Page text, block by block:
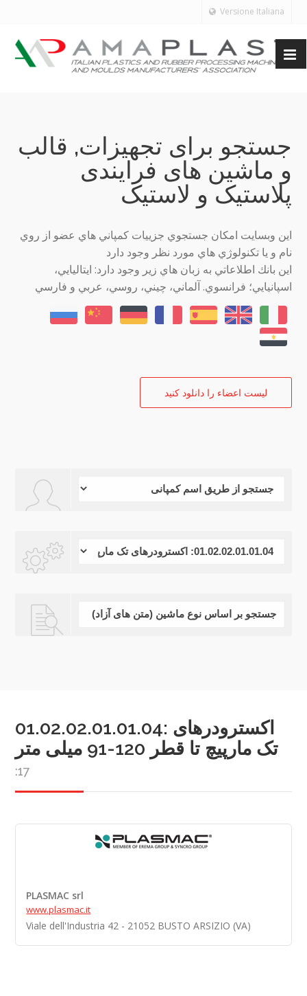
Versione Italiana
جستجو برای تجهیزات, قالب
و ماشین های فرایندی
پلاستیک و لاستیک
اين وبسايت امكان جستجوي جزييات كمپاني هاي عضو از روي
نام و يا تكنولوژي هاي مورد نظر وجود دارد
اين بانك اطلاعاتي به زبان هاي زير وجود دارد: ايتاليايي،
اسپانيايي؛ فرانسوي. آلماني، چيني، روسي، عربي و فارسي
ليست اعضاء را دانلود كنيد
01.02.02.01.01.04: اکسترودرهای
تک مارپیچ تا قطر 120-91 میلی متر
:17
PLASMAC srl
www.plasmac.it
Viale dell'Industria 42 - 21052 BUSTO ARSIZIO (VA)